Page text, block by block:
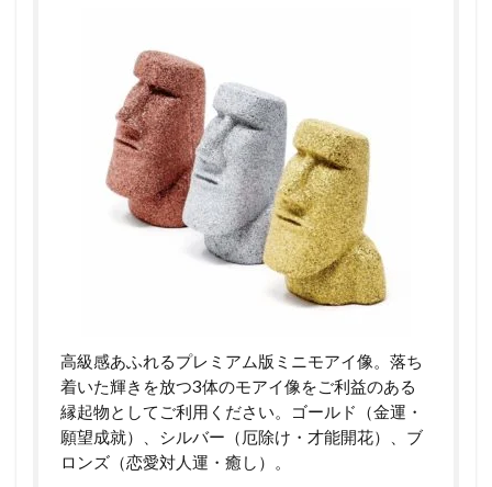
高級感あふれるプレミアム版ミニモアイ像。落ち
着いた輝きを放つ3体のモアイ像をご利益のある
縁起物としてご利用ください。ゴールド（金運・
願望成就）、シルバー（厄除け・才能開花）、ブ
ロンズ（恋愛対人運・癒し）。